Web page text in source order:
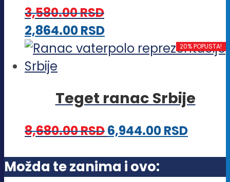
mogu
biti
izabrane
stranici
proizvoda.
3,580.00RSD
2,864.00RSDOvaj
proizvod
varijanti.
mogu
biti
izabrane
20% POPUSTA!
Teget ranac Srbije
8,680.00RSD6,944.00RSD
Možda te zanima i ovo: